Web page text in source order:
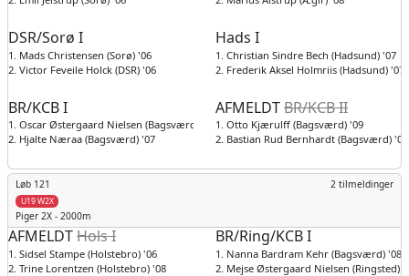
DSR/Sorø I
1. Mads Christensen (Sorø) '06
2. Victor Feveile Holck (DSR) '06
Hads I
1. Christian Sindre Bech (Hadsund) '07
2. Frederik Aksel Holmriis (Hadsund) '07
BR/KCB I
1. Oscar Østergaard Nielsen (Bagsværd) '09
2. Hjalte Næraa (Bagsværd) '07
AFMELDTBR/KCB II
1. Otto Kjærulff (Bagsværd) '09
2. Bastian Rud Bernhardt (Bagsværd) '07
Løb 121 2 tilmeldinger
U19 W2X
Piger 2X - 2000m
AFMELDTHols I
1. Sidsel Stampe (Holstebro) '06
2. Trine Lorentzen (Holstebro) '08
BR/Ring/KCB I
1. Nanna Bardram Kehr (Bagsværd) '08
2. Mejse Østergaard Nielsen (Ringsted)